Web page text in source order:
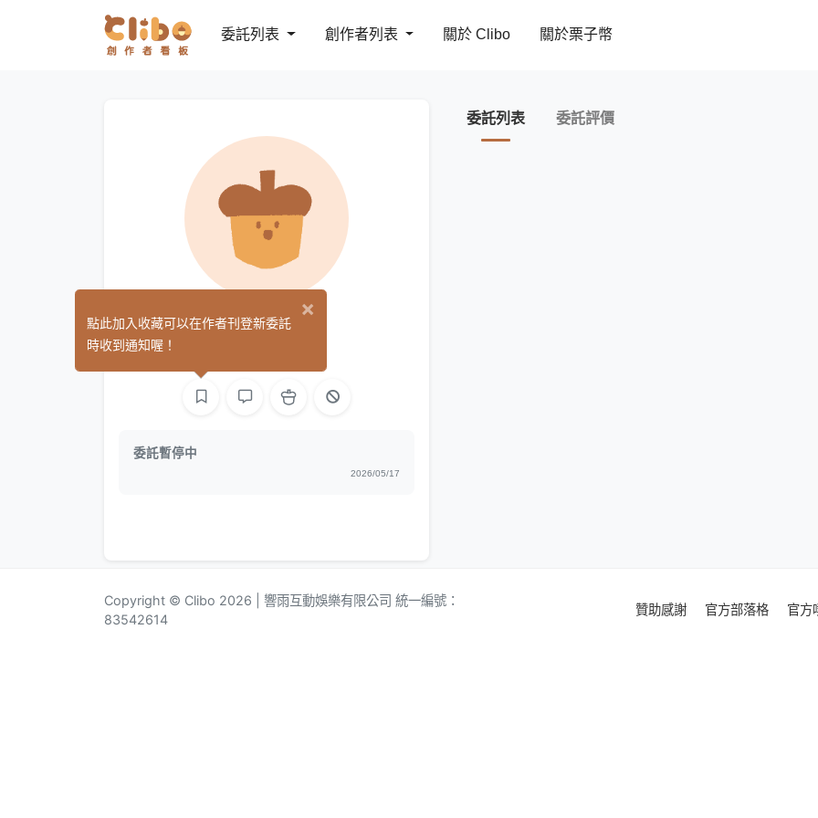
委託列表 創作者列表 關於 Clibo 關於栗子幣
凜風 (0)
委託暫停中
2026/05/17
委託列表 委託評價
Copyright © Clibo 2026 | 響雨互動娛樂有限公司 統一編號：
83542614
贊助感謝 官方部落格 官方
×
點此加入收藏可以在作者刊登新委託
時收到通知喔！